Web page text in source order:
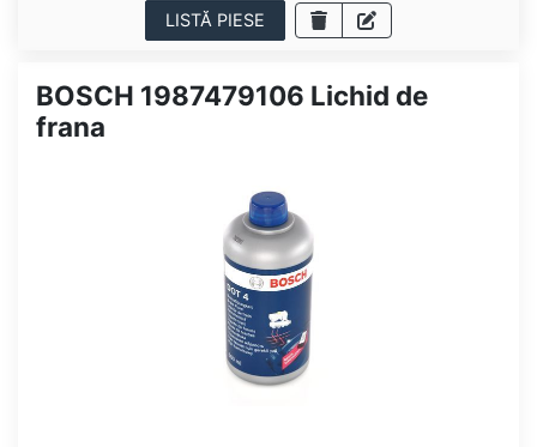
LISTĂ PIESE
BOSCH 1987479106 Lichid de
frana